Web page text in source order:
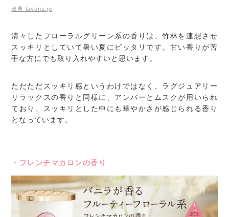
出典 lavons.jp
清々したフローラルグリーン系の香りは、竹林を連想させ
スッキリとしていて暑い夏にピッタリです。甘い香りが苦
手な方にでも取り入れやすいと思います。
ただただスッキリ感というわけではなく、ラグジュアリー
リラックスの香りと同様に、アンバーとムスクが用いられ
ており、スッキリとした中にも華やかさが感じられる香り
となっています。
・フレンチマカロンの香り